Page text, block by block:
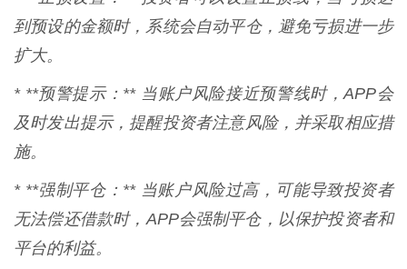
到预设的金额时，系统会自动平仓，避免亏损进一步
扩大。
* **预警提示：** 当账户风险接近预警线时，APP会
及时发出提示，提醒投资者注意风险，并采取相应措
施。
* **强制平仓：** 当账户风险过高，可能导致投资者
无法偿还借款时，APP会强制平仓，以保护投资者和
平台的利益。